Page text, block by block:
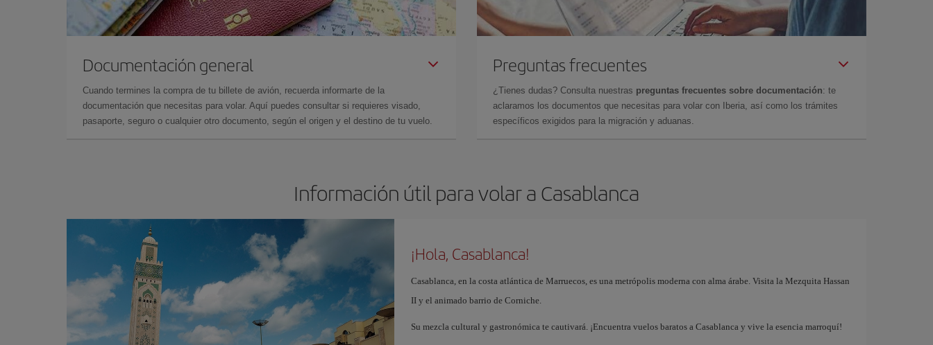
Documentación general
Cuando termines la compra de tu billete de avión, recuerda informarte de la
documentación que necesitas para volar. Aquí puedes consultar si requieres visado,
pasaporte, seguro o cualquier otro documento, según el origen y el destino de tu vuelo.
Preguntas frecuentes
¿Tienes dudas? Consulta nuestras preguntas frecuentes sobre documentación: te
aclaramos los documentos que necesitas para volar con Iberia, así como los trámites
específicos exigidos para la migración y aduanas.
Información útil para volar a Casablanca
¡Hola, Casablanca!
Casablanca, en la costa atlántica de Marruecos, es una metrópolis moderna con alma árabe. Visita la Mezquita Hassan
II y el animado barrio de Corniche.
Su mezcla cultural y gastronómica te cautivará. ¡Encuentra vuelos baratos a Casablanca y vive la esencia marroquí!